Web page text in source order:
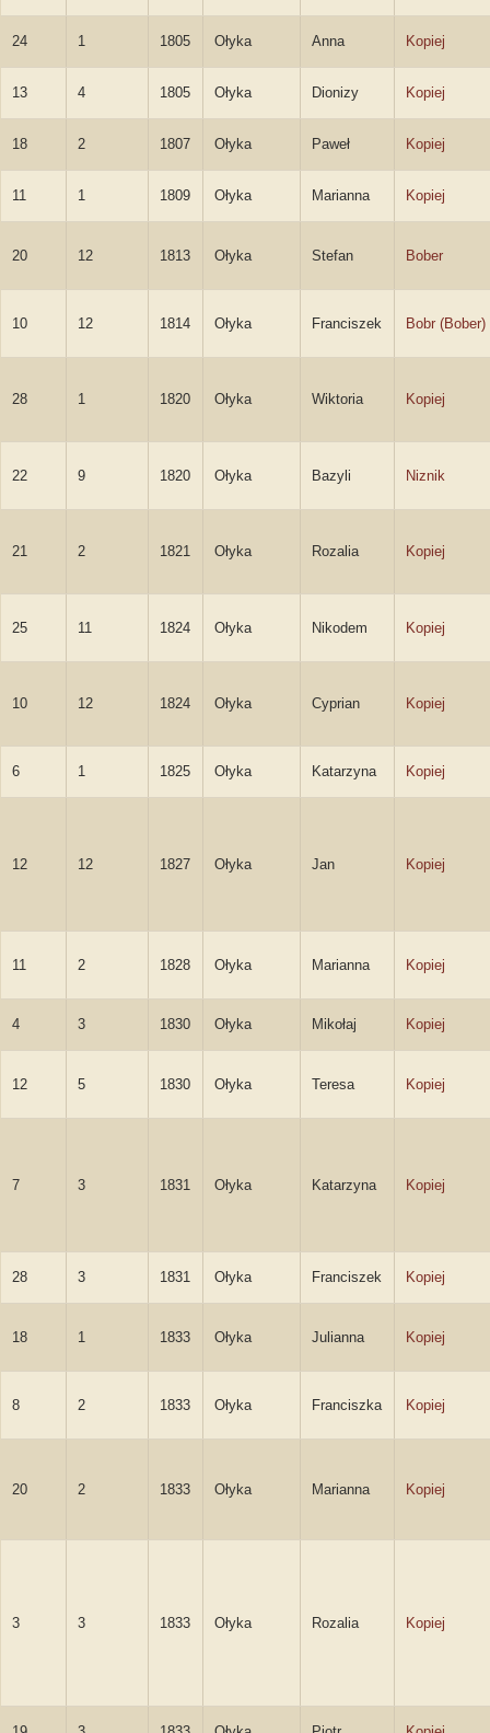
24 1 1805 Ołyka Anna Kopiej
13 4 1805 Ołyka Dionizy Kopiej
18 2 1807 Ołyka Paweł Kopiej
11 1 1809 Ołyka Marianna Kopiej
20 12 1813 Ołyka Stefan Bober
10 12 1814 Ołyka Franciszek Bobr (Bober)
28 1 1820 Ołyka Wiktoria Kopiej
22 9 1820 Ołyka Bazyli Niznik
21 2 1821 Ołyka Rozalia Kopiej
25 11 1824 Ołyka Nikodem Kopiej
10 12 1824 Ołyka Cyprian Kopiej
6 1 1825 Ołyka Katarzyna Kopiej
12 12 1827 Ołyka Jan Kopiej
11 2 1828 Ołyka Marianna Kopiej
4 3 1830 Ołyka Mikołaj Kopiej
12 5 1830 Ołyka Teresa Kopiej
7 3 1831 Ołyka Katarzyna Kopiej
28 3 1831 Ołyka Franciszek Kopiej
18 1 1833 Ołyka Julianna Kopiej
8 2 1833 Ołyka Franciszka Kopiej
20 2 1833 Ołyka Marianna Kopiej
3 3 1833 Ołyka Rozalia Kopiej